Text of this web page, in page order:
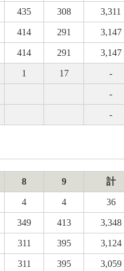
435 308 3,311
414 291 3,147
414 291 3,147
1 17 -
-
-
8 9 計
4 4 36
349 413 3,348
311 395 3,124
311 395 3,059